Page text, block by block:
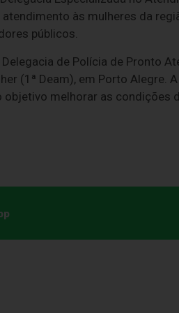
às mulheres da
públicos.
de Polícia de Pronto
(1ª Deam), em Porto Alegre.
melhorar as condições